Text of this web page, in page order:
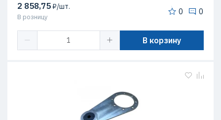
2 858,75₽/шт.
В розницу
0 0
В корзину